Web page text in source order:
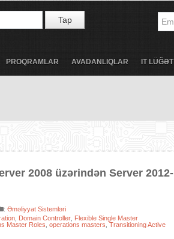
Tap
PROQRAMLAR AVADANLIQLAR IT LÜĞƏT
2008 üzərindən Server 2012-
:Əməliyyat Sistemləri
Domain Controller Flexible Single Master
Master Roles ,operations masters ,Transitioning Active